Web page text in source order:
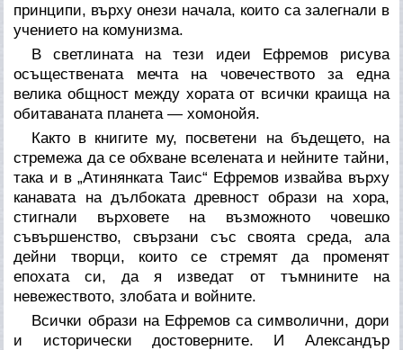
принципи, върху онези начала, които са залегнали в
учението на комунизма.
В светлината на тези идеи Ефремов рисува
осъществената мечта на човечеството за една
велика общност между хората от всички краища на
обитаваната планета — хомонойя.
Както в книгите му, посветени на бъдещето, на
стремежа да се обхване вселената и нейните тайни,
така и в „Атинянката Таис“ Ефремов извайва върху
канавата на дълбоката древност образи на хора,
стигнали върховете на възможното човешко
съвършенство, свързани със своята среда, ала
дейни творци, които се стремят да променят
епохата си, да я изведат от тъмнините на
невежеството, злобата и войните.
Всички образи на Ефремов са символични, дори
и исторически достоверните. И Александър